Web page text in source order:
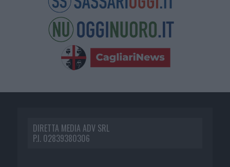
DIRETTA MEDIA ADV SRL
P.I. 02839380306